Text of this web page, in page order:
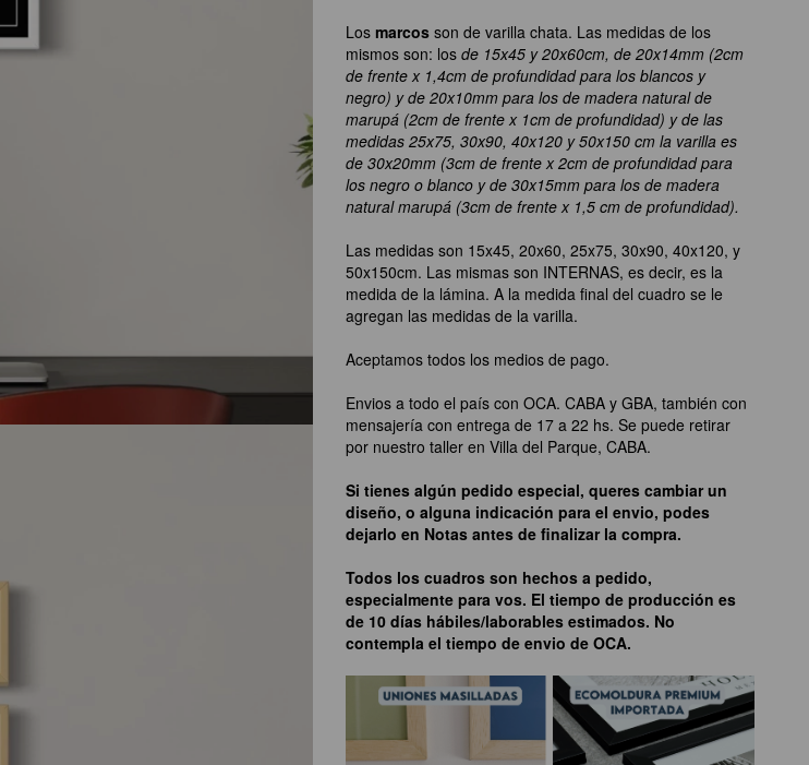
Losmarcosson de varilla chata. Las medidas de los
mismos son: losde 15x45 y 20x60cm, de 20x14mm (2cm
de frente x 1,4cm de profundidad para los blancos y
negro) y de 20x10mm para los de madera natural de
marupá (2cm de frente x 1cm de profundidad) y de las
medidas 25x75, 30x90, 40x120 y 50x150 cm la varilla es
de 30x20mm (3cm de frente x 2cm de profundidad para
los negro o blanco y de 30x15mm para los de madera
natural marupá (3cm de frente x 1,5 cm de profundidad).
Las medidas son 15x45, 20x60, 25x75, 30x90, 40x120, y
50x150cm. Las mismas son INTERNAS, es decir, es la
medida de la lámina. A la medida final del cuadro se le
agregan las medidas de la varilla.
Aceptamos todos los medios de pago.
Envios a todo el país con OCA. CABA y GBA, también con
mensajería con entrega de 17 a 22 hs. Se puede retirar
por nuestro taller en Villa del Parque, CABA.
Si tienes algún pedido especial, queres cambiar un
diseño, o alguna indicación para el envio, podes
dejarlo en Notas antes de finalizar la compra.
Todos los cuadros son hechos a pedido,
especialmente para vos. El tiempo de producción es
de 10 días hábiles/laborables estimados. No
contempla el tiempo de envio de OCA.